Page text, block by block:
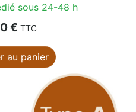
sous 24-48 h
€ TTC
au panier